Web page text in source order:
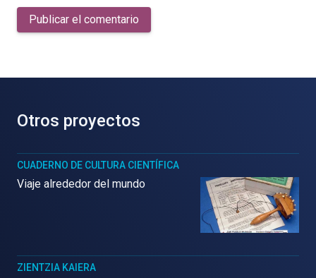
Publicar el comentario
Otros proyectos
CUADERNO DE CULTURA CIENTÍFICA
Viaje alrededor del mundo
ZIENTZIA KAIERA